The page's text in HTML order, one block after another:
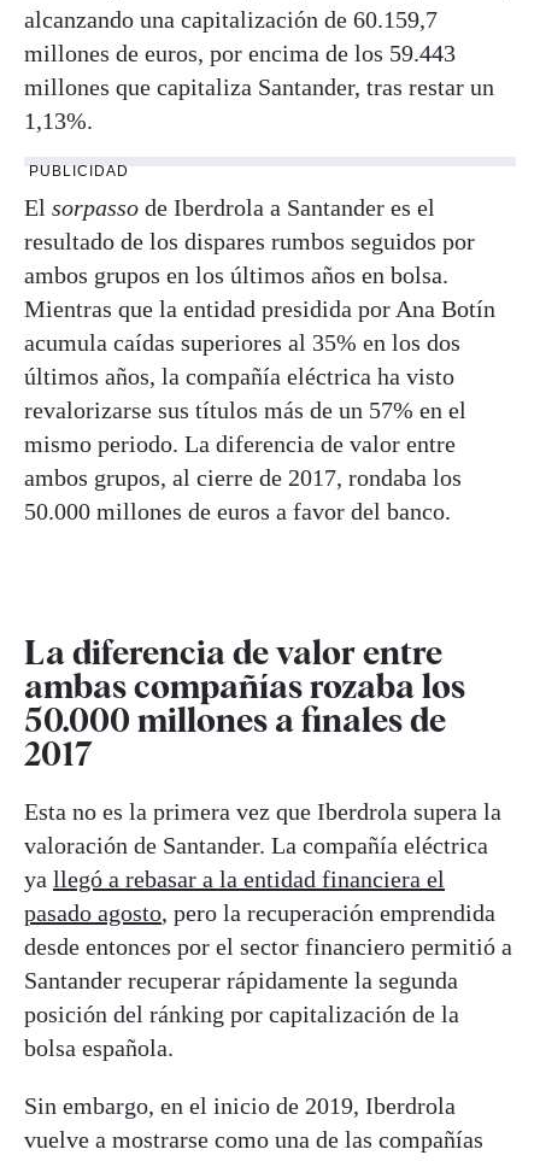
alcanzando una capitalización de 60.159,7
millones de euros, por encima de los 59.443
millones que capitaliza Santander, tras restar un
1,13%.
PUBLICIDAD
El sorpasso de Iberdrola a Santander es el
resultado de los dispares rumbos seguidos por
ambos grupos en los últimos años en bolsa.
Mientras que la entidad presidida por Ana Botín
acumula caídas superiores al 35% en los dos
últimos años, la compañía eléctrica ha visto
revalorizarse sus títulos más de un 57% en el
mismo periodo. La diferencia de valor entre
ambos grupos, al cierre de 2017, rondaba los
50.000 millones de euros a favor del banco.
La diferencia de valor entre
ambas compañías rozaba los
50.000 millones a finales de
2017
Esta no es la primera vez que Iberdrola supera la
valoración de Santander. La compañía eléctrica
ya llegó a rebasar a la entidad financiera el
pasado agosto, pero la recuperación emprendida
desde entonces por el sector financiero permitió a
Santander recuperar rápidamente la segunda
posición del ránking por capitalización de la
bolsa española.
Sin embargo, en el inicio de 2019, Iberdrola
vuelve a mostrarse como una de las compañías